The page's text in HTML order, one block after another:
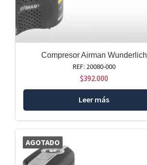
Compresor Airman Wunderlich
REF: 20080-000
$392.000
Leer más
AGOTADO